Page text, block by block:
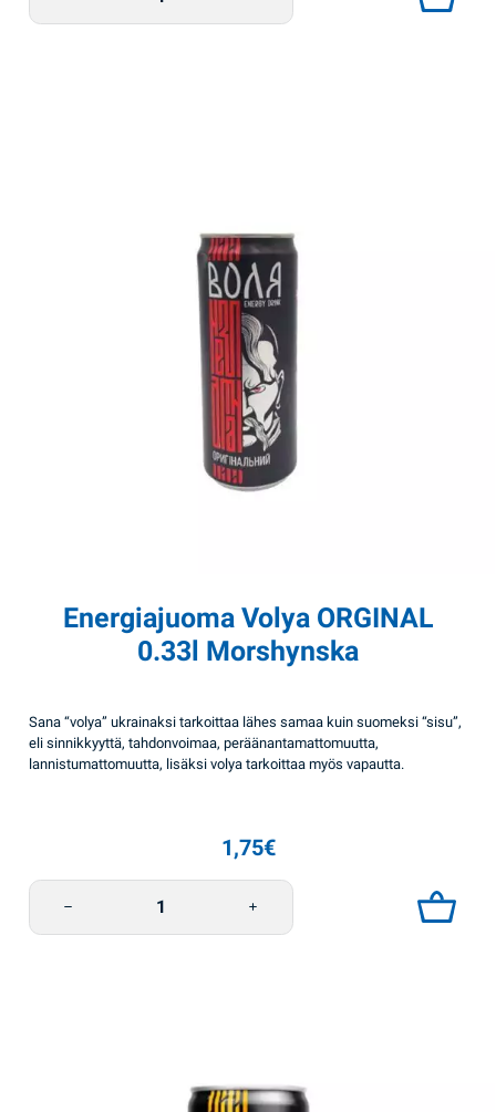
Energiajuoma Volya ORGINAL
0.33l Morshynska
Sana “volya” ukrainaksi tarkoittaa lähes samaa kuin suomeksi “sisu”,
eli sinnikkyyttä, tahdonvoimaa, peräänantamattomuutta,
lannistumattomuutta, lisäksi volya tarkoittaa myös vapautta.
1,75€
Energiajuoma Volya ORGINAL 0.33l Morshynska määrä